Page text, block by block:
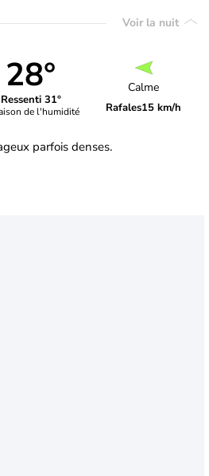
Voir la nuit
28°
Ressenti 31°
de l'humidité
Calme
Rafales15 km/h
parfois denses.